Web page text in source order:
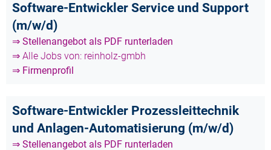
Software-Entwickler Service und Support
(m/w/d)
⇒ Stellenangebot als PDF runterladen
⇒ Alle Jobs von: reinholz-gmbh
⇒ Firmenprofil
Software-Entwickler Prozessleittechnik
und Anlagen-Automatisierung (m/w/d)
⇒ Stellenangebot als PDF runterladen